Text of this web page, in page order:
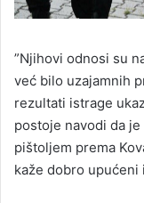
”Njihovi odnosi su
već bilo uzajamnih
rezultati istrage
postoje navodi da je
pištoljem prema
kaže dobro upućeni